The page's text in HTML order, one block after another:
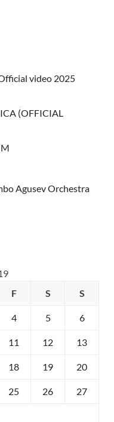
video 2025
(OFFICIAL
Agusev Orchestra
F S S
4 5 6
11 12 13
18 19 20
25 26 27